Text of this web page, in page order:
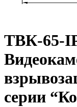
ТВК-65-
серии